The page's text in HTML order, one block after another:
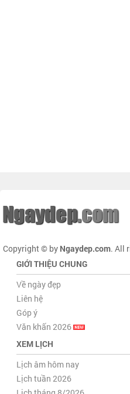
Copyright © by Ngaydep.com. All
GIỚI THIỆU CHUNG
Về ngày đẹp
Liên hệ
Góp ý
Văn khấn 2026
XEM LỊCH
Lịch âm hôm nay
Lịch tuần 2026